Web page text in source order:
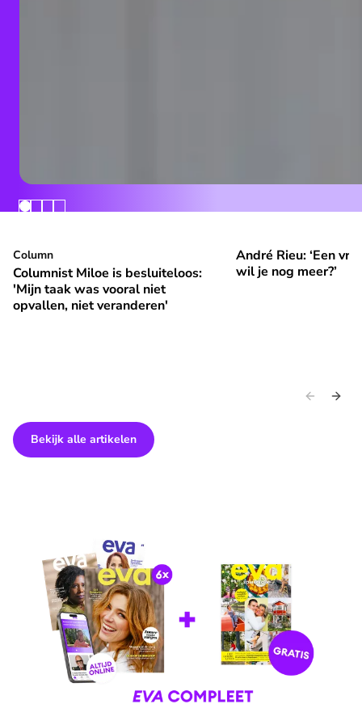
Columnist Miloe is besluiteloos: 'Mijn taak was vooral niet
⭐ Premium
Column
Columnist Miloe is besluiteloos:
'Mijn taak was vooral niet
opvallen, niet veranderen'
André Rieu: ‘Een
⭐Premium
André Rieu: ‘Een
wil je nog meer?’
Bekijk alle artikelen